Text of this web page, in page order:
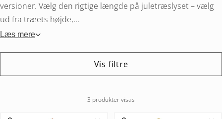
versioner. Vælg den rigtige længde på juletræslyset – vælg
ud fra træets højde,...
Læs mere
Vis filtre
3 produkter visas